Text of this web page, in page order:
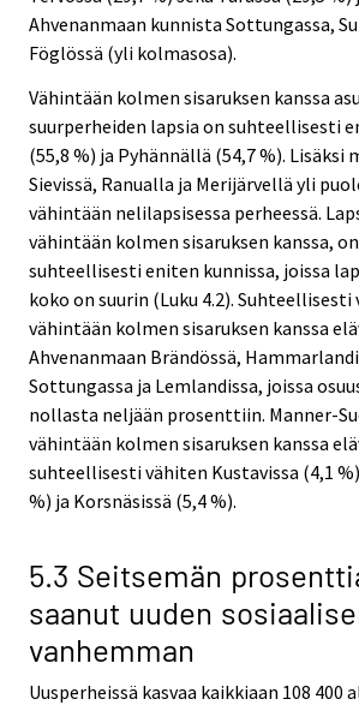
Ahvenanmaan kunnista Sottungassa,
Föglössä (yli kolmasosa).
Vähintään kolmen sisaruksen kanssa
suurperheiden lapsia on suhteellisesti
(55,8 %) ja Pyhännällä (54,7 %). Lisäksi
Sievissä, Ranualla ja Merijärvellä yli
vähintään nelilapsisessa perheessä.
vähintään kolmen sisaruksen kanssa,
suhteellisesti eniten kunnissa, joissa
koko on suurin (Luku 4.2). Suhteellisesti
vähintään kolmen sisaruksen kanssa
Ahvenanmaan Brändössä,
Sottungassa ja Lemlandissa, joissa
nollasta neljään prosenttiin. Manner-
vähintään kolmen sisaruksen kanssa
suhteellisesti vähiten Kustavissa (4,1
%) ja Korsnäsissä (5,4 %).
5.3 Seitsemän
saanut uuden
vanhemman
Uusperheissä kasvaa kaikkiaan 108 400